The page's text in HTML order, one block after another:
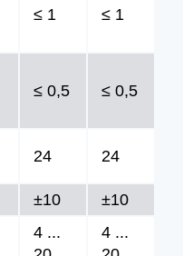
≤ 1 ≤ 1
≤ 0,5 ≤ 0,5
24 24
±10 ±10
4 ...
4 ...